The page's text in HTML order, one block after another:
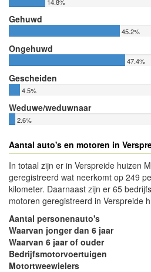
Gehuwd
45.2%
Ongehuwd
47.4%
Gescheiden
4.5%
Weduwe/weduwnaar
2.6%
Aantal auto's en motoren in
In totaal zijn er in Verspreide huizen
geregistreerd wat neerkomt op 249
kilometer. Daarnaast zijn er 65
motoren geregistreerd in Verspreide
Aantal personenauto's
Waarvan jonger dan 6 jaar
Waarvan 6 jaar of ouder
Bedrijfsmotorvoertuigen
Motortweewielers